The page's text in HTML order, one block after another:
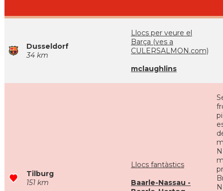
Dusseldorf
34 km
Llocs per veure el
Barça (ves a
CULERSALMON.com)
mclaughlins
Tilburg
151 km
Llocs fantàstics
Baarle-Nassau -